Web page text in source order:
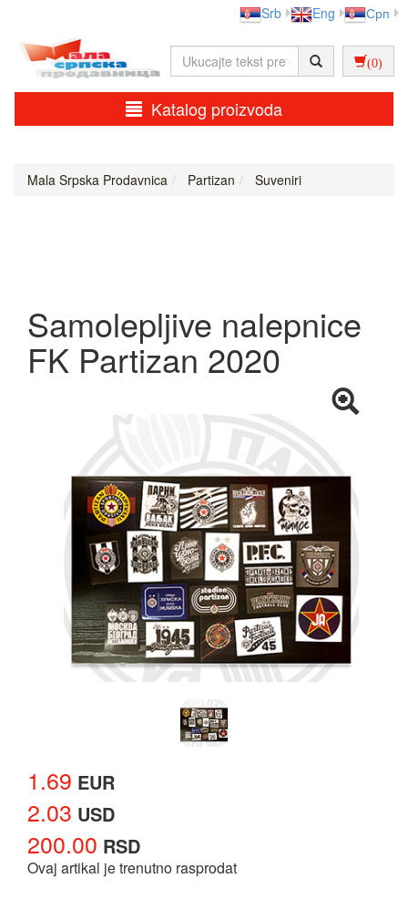
Srb Eng Срп
(0)
Katalog proizvoda
Mala Srpska Prodavnica Partizan Suveniri
Samolepljive nalepnice
FK Partizan 2020
1.69 EUR
2.03 USD
200.00 RSD
Ovaj artikal je trenutno rasprodat